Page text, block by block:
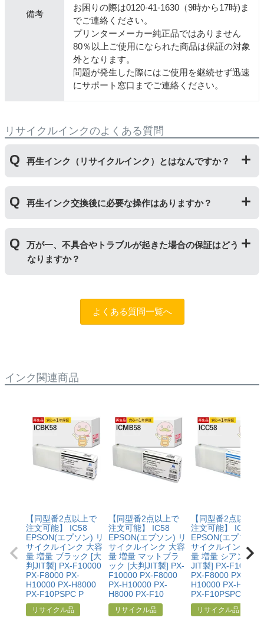
備考
お困りの際は0120-41-1630（9時から17時)ま
でご連絡ください。
プリンターメーカー純正品ではありません
80％以上ご使用になられた商品は保証の対象
外となります。
問題が発生した際にはご使用を継続せず迅速
にサポート窓口までご連絡ください。
リサイクルインクのよくある質問
再生インク（リサイクルインク）とはなんですか？
にて洗浄やインク充填をしたうえで、再度販売している
商品です。純正品に比べて、印刷代を節約することがで
きます。
再生インク交換後に必要な操作はありますか？
無効操作」が必要となる場合がございます。プリンター
やパソコンにインク残量は表示されなくなりますが、ス
トップボタンを5秒以上押していただくとご使用いただ
純正品と同様にインク残量表示が必要なお客様は商品名
[残量表示あり]と記載された商品
万が一、不具合やトラブルが起きた場合の保証はどう
なりますか？
お問い合わせフォーム
よくある質問一覧へ
インク関連商品
【同型番2点以上で
注文可能】 IC58
EPSON(エプソン) リ
サイクルインク 大容
量 増量 ブラック [大
判JIT製] PX-F10000
PX-F8000 PX-
H10000 PX-H8000
PX-F10PSPC P
リサイクル品
【同型番2点以上で
注文可能】 IC58
EPSON(エプソン) リ
サイクルインク 大容
量 増量 マットブラ
ック [大判JIT製] PX-
F10000 PX-F8000
PX-H10000 PX-
H8000 PX-F10
リサイクル品
【同型番2点以上で
注文可能】 IC58
EPSON(エプソン)
サイクルインク 大
量 増量 シアン [大
JIT製] PX-F10000
PX-F8000 PX-
H10000 PX-H8000
PX-F10PSPC PX-
リサイクル品